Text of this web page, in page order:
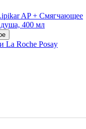
La Roche Posay